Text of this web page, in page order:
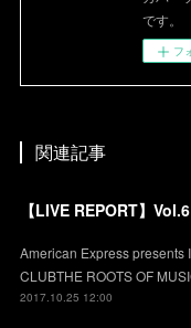
です。
フ
関連記事
【LIVE REPORT】
American Express presents
CLUBTHE ROOTS OF
2017.10.25 12:00